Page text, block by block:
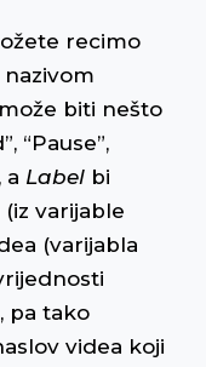
recimo
može biti nešto
“Pause”,
a Labelbi
varijable
(varijabla
pa tako
videa koji